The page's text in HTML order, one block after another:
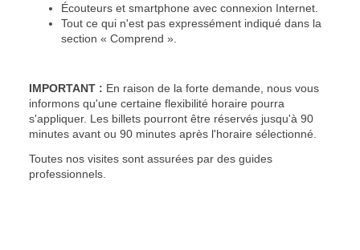
Écouteurs et smartphone avec connexion Internet.
Tout ce qui n'est pas expressément indiqué dans la
section « Comprend ».
IMPORTANT : En raison de la forte demande, nous vous
informons qu'une certaine flexibilité horaire pourra
s'appliquer. Les billets pourront être réservés jusqu'à 90
minutes avant ou 90 minutes après l'horaire sélectionné.
Toutes nos visites sont assurées par des guides
professionnels.